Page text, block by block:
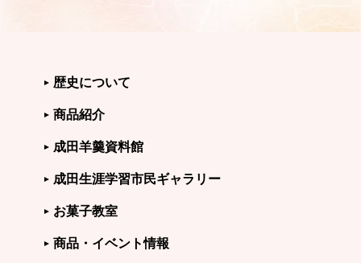
歴史について
商品紹介
成田羊羹資料館
成田生涯学習市民ギャラリー
お菓子教室
商品・イベント情報